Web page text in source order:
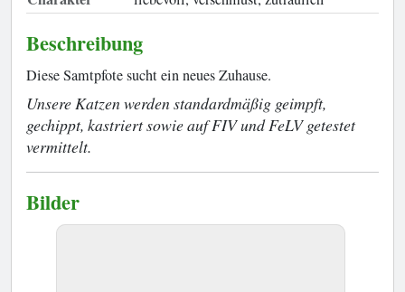
Beschreibung
Diese Samtpfote sucht ein neues Zuhause.
Unsere Katzen werden standardmäßig geimpft,
gechippt, kastriert sowie auf FIV und FeLV getestet
vermittelt.
Bilder